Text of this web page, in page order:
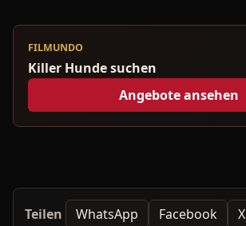
FILMUNDO
Killer Hunde suchen
Angebote ansehen
Teilen WhatsApp Facebook X